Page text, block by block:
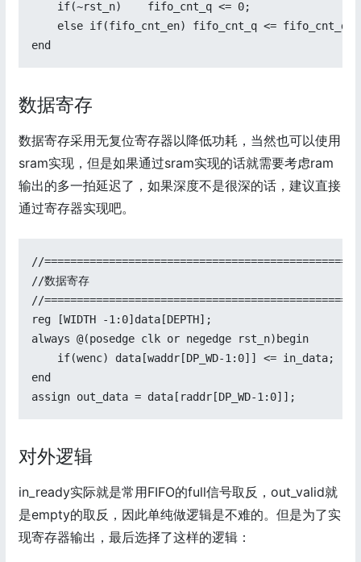
    if(~rst_n)    fifo_cnt_q <= 0;
    else if(fifo_cnt_en) fifo_cnt_q <= fifo_cnt_d;
数据寄存
数据寄存采用无复位寄存器以降低功耗，当然也可以使用
sram实现，但是如果通过sram实现的话就需要考虑ram
输出的多一拍延迟了，如果深度不是很深的话，建议直接
通过寄存器实现吧。
//
//数据寄存
//
reg [WIDTH -1:0]data[DEPTH];
always @(posedge clk or negedge rst_n)begin
    if(wenc) data[waddr[DP_WD-1:0]] <= in_data;
end
assign out_data = data[raddr[DP_WD-1:0]];
对外逻辑
in_ready实际就是常用FIFO的full信号取反，out_valid就
是empty的取反，因此单纯做逻辑是不难的。但是为了实
现寄存器输出，最后选择了这样的逻辑：